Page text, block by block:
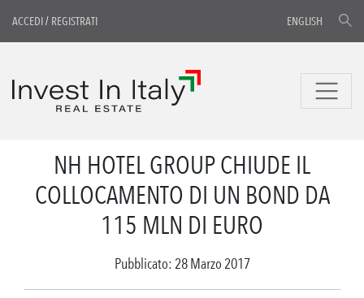
ACCEDI/ REGISTRATI ENGLISH
NH HOTEL GROUP CHIUDE IL
COLLOCAMENTO DI UN BOND DA
115 MLN DI EURO
Pubblicato: 28 Marzo 2017